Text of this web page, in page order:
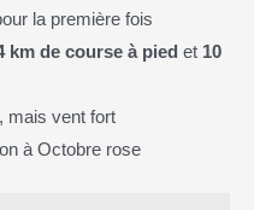
la première fois
km de course à pied et 10
, mais vent fort
à Octobre rose